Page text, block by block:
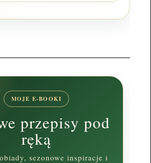
MOJE E-BOOKI
przepisy pod
ręką
sezonowe inspiracje i